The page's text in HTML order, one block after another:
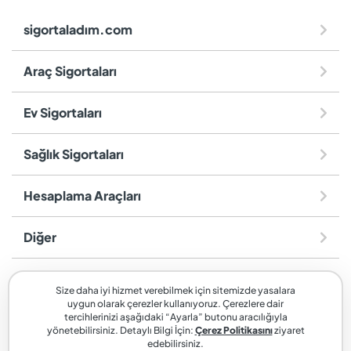
sigortaladım.com
Araç Sigortaları
Ev Sigortaları
Sağlık Sigortaları
Hesaplama Araçları
Diğer
BROKERLİĞİ A.Ş. markasıdır.
Size daha iyi hizmet verebilmek için sitemizde yasalara
uygun olarak çerezler kullanıyoruz. Çerezlere dair
tercihlerinizi aşağıdaki “Ayarla” butonu aracılığıyla
yönetebilirsiniz. Detaylı Bilgi İçin: Çerez Politikasınıziyaret
edebilirsiniz.